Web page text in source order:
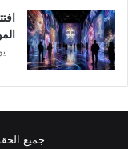
جميع الحقوق